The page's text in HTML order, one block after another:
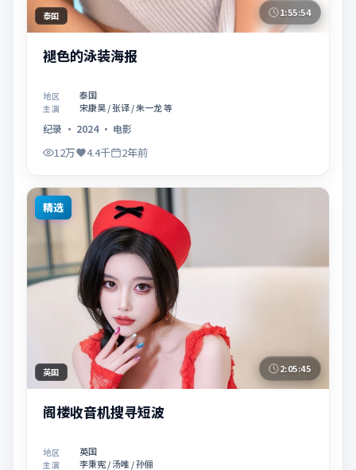
泰国 1:55:54
褪色的泳装海报
地区 泰国
主演 宋康昊 / 张译 / 朱一龙 等
纪录 · 2024· 电影
12万 4.4千 2年前
精选
英国 2:05:45
阁楼收音机搜寻短波
地区 英国
主演 李秉宪 / 汤唯 / 孙俪